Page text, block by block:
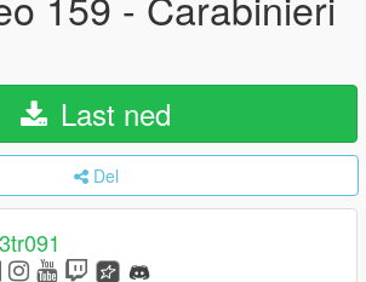
Last ned
Del